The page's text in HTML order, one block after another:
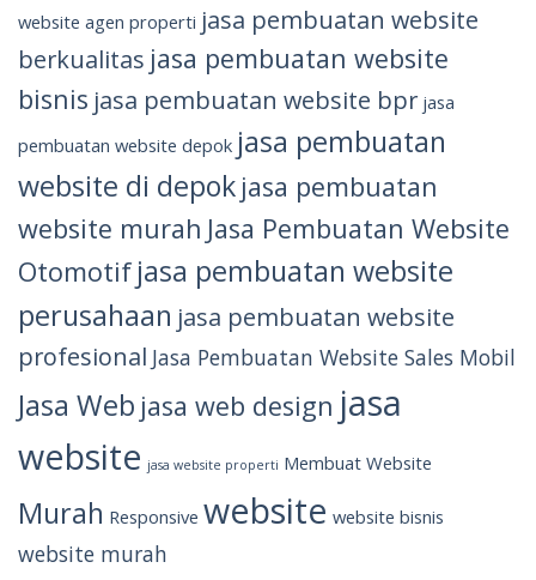
website agen properti jasa pembuatan website
berkualitas jasa pembuatan website
bisnis jasa pembuatan website bpr jasa
pembuatan website depok jasa pembuatan
website di depok jasa pembuatan
website murah Jasa Pembuatan Website
Otomotif jasa pembuatan website
perusahaan jasa pembuatan website
profesional Jasa Pembuatan Website Sales Mobil
Jasa Web jasa web design jasa
website jasa website properti Membuat Website
Murah Responsive website website bisnis
website murah